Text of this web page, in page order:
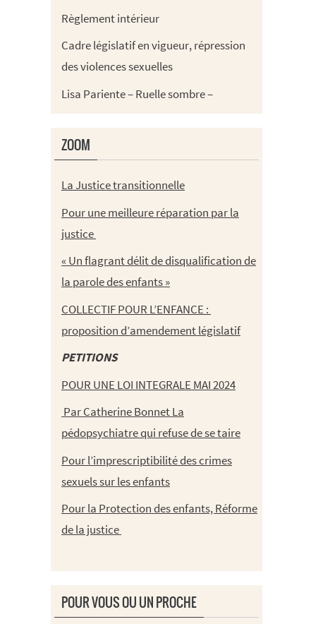
Règlement intérieur
Cadre législatif en vigueur, répression
des violences sexuelles
Lisa Pariente – Ruelle sombre –
ZOOM
La Justice transitionnelle
Pour une meilleure réparation par la
justice
« Un flagrant délit de disqualification de
la parole des enfants »
COLLECTIF POUR L’ENFANCE :
proposition d’amendement législatif
PETITIONS
POUR UNE LOI INTEGRALE MAI 2024
Par Catherine Bonnet La
pédopsychiatre qui refuse de se taire
Pour l’imprescriptibilité des crimes
sexuels sur les enfants
Pour la Protection des enfants, Réforme
de la justice
POUR VOUS OU UN PROCHE